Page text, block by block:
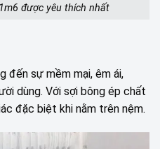
được yêu thích nhất
đến sự mềm mại, êm ái,
dùng. Với sợi bông ép chất
đặc biệt khi nằm trên nệm.